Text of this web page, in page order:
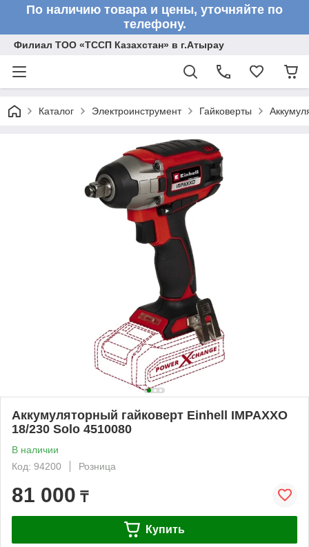
По наличию товара и цены, уточняйте по
телефону.
Филиал ТОО «ТССП Казахстан» в г.Атырау
Каталог Электроинструмент Гайковерты
Аккумуляторный гайковерт Einhell IMPAXXO
18/230 Solo 4510080
В наличии
Код: 94200
Розница
81 000 ₸
Купить